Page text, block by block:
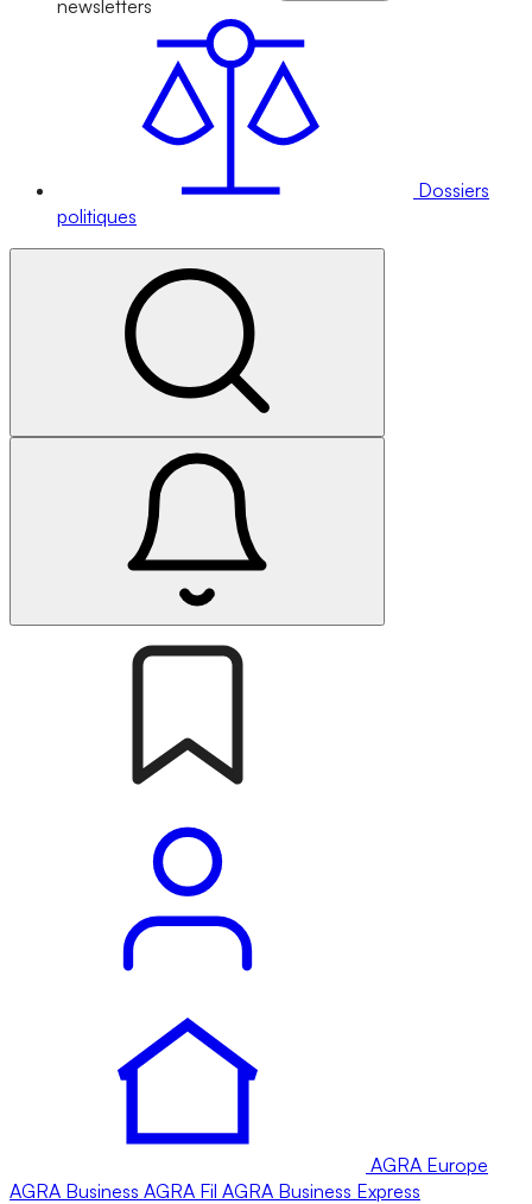
newsletters
Dossiers
politiques
AGRA Europe
AGRA Business AGRA Fil AGRA Business Express